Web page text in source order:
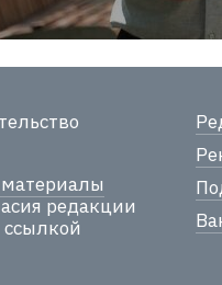
материалы
редакции